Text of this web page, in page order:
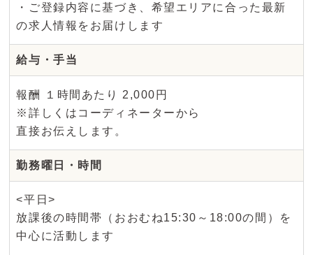
・ご登録内容に基づき、希望エリアに合った最新
の求人情報をお届けします
給与・手当
報酬 １時間あたり 2,000円
※詳しくはコーディネーターから
直接お伝えします。
勤務曜日・時間
<平日>
放課後の時間帯（おおむね15:30～18:00の間）を
中心に活動します